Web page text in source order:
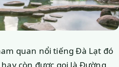
quan nổi tiếng Đà Lạt đó